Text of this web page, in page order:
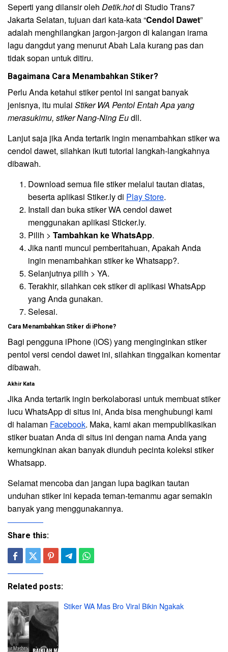
Seperti yang dilansir oleh Detik.hotdi Studio Trans7
Jakarta Selatan, tujuan dari kata-kata “Cendol Dawet”
adalah menghilangkan jargon-jargon di kalangan irama
lagu dangdut yang menurut Abah Lala kurang pas dan
tidak sopan untuk ditiru.
Bagaimana Cara Menambahkan Stiker?
Perlu Anda ketahui stiker pentol ini sangat banyak
jenisnya, itu mulai Stiker WA Pentol Entah Apa yang
merasukimu, stiker Nang-Ning Eudll.
Lanjut saja jika Anda tertarik ingin menambahkan stiker wa
cendol dawet, silahkan ikuti tutorial langkah-langkahnya
dibawah.
Download semua file stiker melalui tautan diatas,
beserta aplikasi Stiker.ly di Play Store.
Install dan buka stiker WA cendol dawet
menggunakan aplikasi Sticker.ly.
Pilih > Tambahkan ke WhatsApp.
Jika nanti muncul pemberitahuan, Apakah Anda
ingin menambahkan stiker ke Whatsapp?.
Selanjutnya pilih > YA.
Terakhir, silahkan cek stiker di aplikasi WhatsApp
yang Anda gunakan.
Selesai.
Cara Menambahkan Stiker di iPhone?
Bagi pengguna iPhone (iOS) yang menginginkan stiker
pentol versi cendol dawet ini, silahkan tinggalkan komentar
dibawah.
Akhir Kata
Jika Anda tertarik ingin berkolaborasi untuk membuat stiker
lucu WhatsApp di situs ini, Anda bisa menghubungi kami
di halaman Facebook. Maka, kami akan mempublikasikan
stiker buatan Anda di situs ini dengan nama Anda yang
kemungkinan akan banyak diunduh pecinta koleksi stiker
Whatsapp.
Selamat mencoba dan jangan lupa bagikan tautan
unduhan stiker ini kepada teman-temanmu agar semakin
banyak yang menggunakannya.
Share this:
Related posts:
Stiker WA Mas Bro Viral Bikin Ngakak